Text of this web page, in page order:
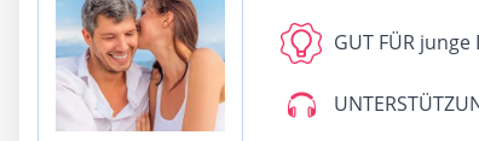
GUT FÜR junge